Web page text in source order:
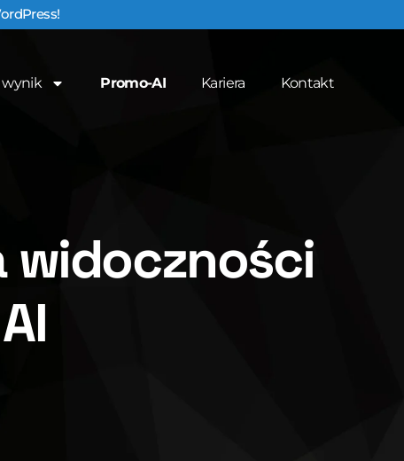
wynik Promo-AI Kariera Kontakt
widoczności